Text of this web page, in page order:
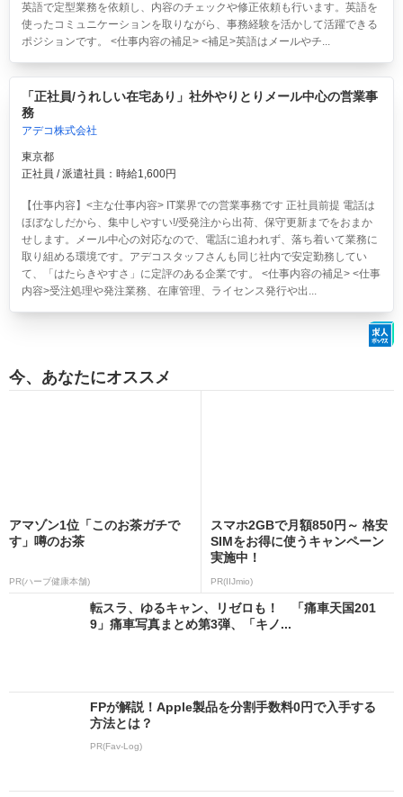
英語で定型業務を依頼し、内容のチェックや修正依頼も行います。英語を
使ったコミュニケーションを取りながら、事務経験を活かして活躍できる
ポジションです。 <仕事内容の補足> <補足>英語はメールやチ...
「正社員/うれしい在宅あり」社外やりとりメール中心の営業事
務
アデコ株式会社
東京都
正社員 / 派遣社員：時給1,600円
【仕事内容】<主な仕事内容> IT業界での営業事務です 正社員前提 電話は
ほぼなしだから、集中しやすい!/受発注から出荷、保守更新までをおまか
せします。メール中心の対応なので、電話に追われず、落ち着いて業務に
取り組める環境です。アデコスタッフさんも同じ社内で安定勤務してい
て、「はたらきやすさ」に定評のある企業です。 <仕事内容の補足> <仕事
内容>受注処理や発注業務、在庫管理、ライセンス発行や出...
今、あなたにオススメ
アマゾン1位「このお茶ガチで
す」噂のお茶
PR(ハーブ健康本舗)
スマホ2GBで月額850円～ 格安
SIMをお得に使うキャンペーン
実施中！
PR(IIJmio)
転スラ、ゆるキャン、リゼロも！ 「痛車天国201
9」痛車写真まとめ第3弾、「キノ...
FPが解説！Apple製品を分割手数料0円で入手する
方法とは？
PR(Fav-Log)